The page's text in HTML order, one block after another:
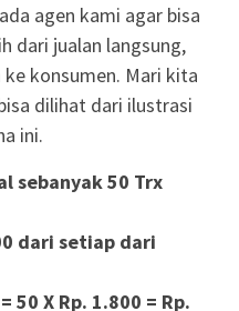
agen kami agar bisa
dari jualan langsung,
konsumen. Mari kita
dilihat dari ilustrasi
ini.
sebanyak 50 Trx
dari setiap dari
50 X Rp. 1.800 = Rp.